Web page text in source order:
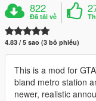
822
Đã tải về
4.83 / 5 sao (3 bỏ phiếu)
This is a mod for
bland metro station
newer, realistic